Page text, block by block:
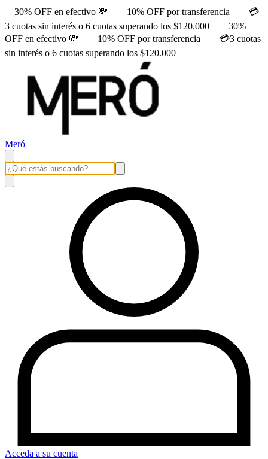
30% OFF en efectivo 💸 10% OFF por transferencia
💳
3 cuotas sin interés o 6 cuotas superando los $120.000
30%
OFF en efectivo 💸
10% OFF por transferencia
💳3 cuotas
sin interés o 6 cuotas superando los $120.000
Meró
Acceda a su cuenta